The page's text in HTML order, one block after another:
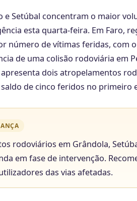
e Setúbal concentram o maior
esta quarta-feira. Em Faro,
número de vítimas feridas, com
de uma colisão rodoviária em
apresenta dois atropelamentos
de cinco feridos no primeiro
rodoviários em Grândola,
em fase de intervenção.
das vias afetadas.